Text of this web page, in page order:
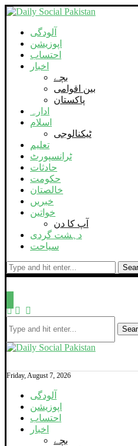
آلودگی
اپوزیشن
احتساب
اخبار
بچے
بین اقوامی
پاکستان
ادارہ
اسلام
ٹیکنالوجی
تعلیم
ٹرانسپورٹ
حادثات
حکومت
خالصتان
خبریں
خواتین
آپ کا دن
دہشت گردی
سیاحت
Friday, August 7, 2026
آلودگی
اپوزیشن
احتساب
اخبار
بچے